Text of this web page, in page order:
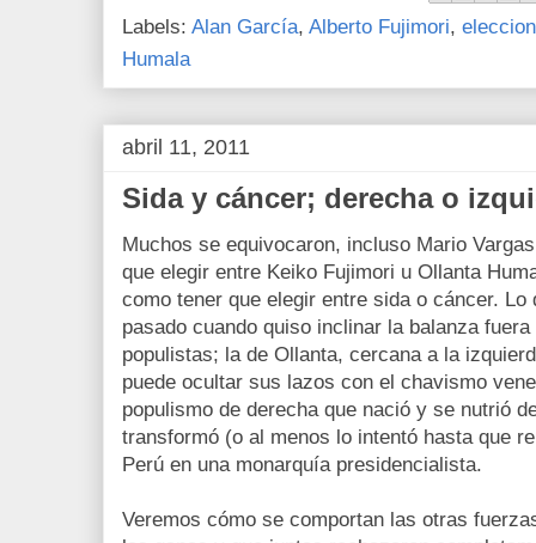
Labels: Alan García, Alberto Fujimori,
Humala
abril 11, 2011
Sida y cáncer; derecha o
Muchos se equivocaron, incluso Mario
que elegir entre Keiko Fujimori u Ollanta
como tener que elegir entre sida o cáncer. Lo
pasado cuando quiso inclinar la balanza
populistas; la de Ollanta, cercana a la
puede ocultar sus lazos con el chavismo
populismo de derecha que nació y se nutrió
transformó (o al menos lo intentó hasta que
Perú en una monarquía presidencialista.
Veremos cómo se comportan las otras